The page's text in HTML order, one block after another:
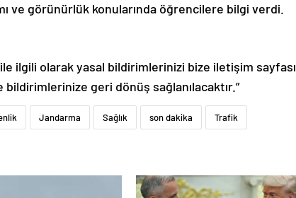
ve görünürlük konularında öğrencilere bilgi verdi.
ilgili olarak yasal bildirimlerinizi bize iletişim sayfası
geri dönüş sağlanılacaktır.”
Jandarma Sağlık son dakika Trafik